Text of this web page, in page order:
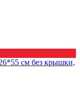
см без крышки,